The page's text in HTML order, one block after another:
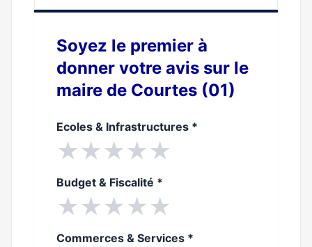
Soyez le premier à
donner votre avis sur le
maire de Courtes (01)
Ecoles & Infrastructures *
★★★★★
Budget & Fiscalité *
★★★★★
Commerces & Services *